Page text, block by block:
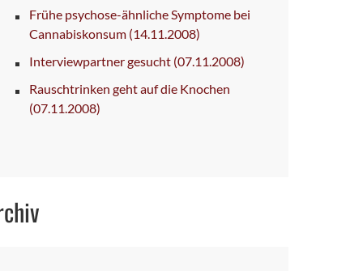
Frühe psychose-ähnliche Symptome bei
Cannabiskonsum (14.11.2008)
Interviewpartner gesucht (07.11.2008)
Rauschtrinken geht auf die Knochen
(07.11.2008)